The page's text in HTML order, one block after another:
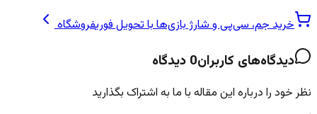
خرید جم، سی‌پی و شارژ بازی‌ها با تحویل فوریفروشگاه
دیدگاه‌های کاربران0 دیدگاه
نظر خود را درباره این مقاله با ما به اشتراک بگذارید